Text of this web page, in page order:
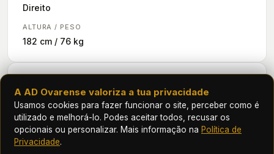
Direito
ALTURA / PESO
182 cm / 76 kg
Futebol
ÉPOCA EQUIPA J G AST
A AD Ovarense valoriza a tua privacidade
Usamos cookies para fazer funcionar o site, perceber como é
utilizado e melhorá-lo. Podes aceitar todos, recusar os
opcionais ou personalizar. Mais informação na Política de
Privacidade.